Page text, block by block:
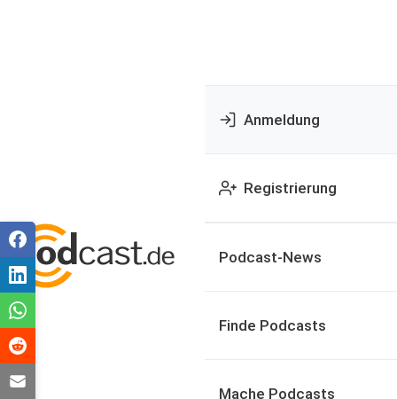
Anmeldung
Registrierung
Podcast-News
Finde Podcasts
Mache Podcasts